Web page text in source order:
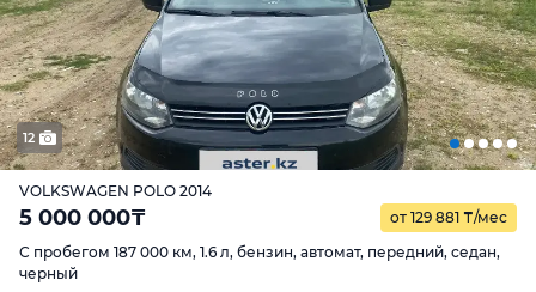
12
VOLKSWAGEN POLO 2014
5 000 000₸ от 129 881 ₸/мес
С пробегом 187 000 км, 1.6 л, бензин, автомат, передний, седан,
черный